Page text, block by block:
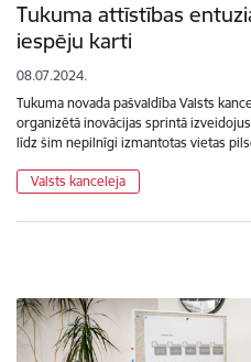
Tukuma attīstības
iespēju karti
08.07.2024.
Tukuma novada pašvaldība Valsts
organizētā inovācijas sprintā
līdz šim nepilnīgi izmantotas vietas
Valsts kanceleja